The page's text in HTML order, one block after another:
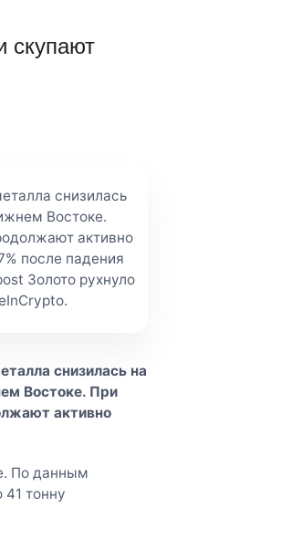
скупают
снизилась
Востоке.
активно
после падения
Золото рухнуло
снизилась на
Востоке. При
активно
По данным
тонну